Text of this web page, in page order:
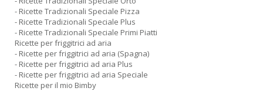
- Ricette Tradizionali Speciale Pizza
- Ricette Tradizionali Speciale Plus
- Ricette Tradizionali Speciale Primi Piatti
Ricette per friggitrici ad aria
- Ricette per friggitrici ad aria (Spagna)
- Ricette per friggitrici ad aria Plus
- Ricette per friggitrici ad aria Speciale
Ricette per il mio Bimby